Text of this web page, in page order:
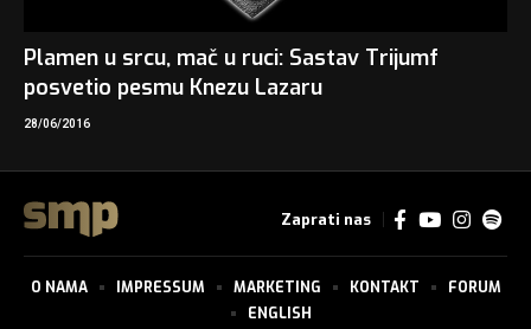
Plamen u srcu, mač u ruci: Sastav Trijumf
posvetio pesmu Knezu Lazaru
28/06/2016
Zaprati nas
O NAMA IMPRESSUM MARKETING KONTAKT
FORUM
ENGLISH